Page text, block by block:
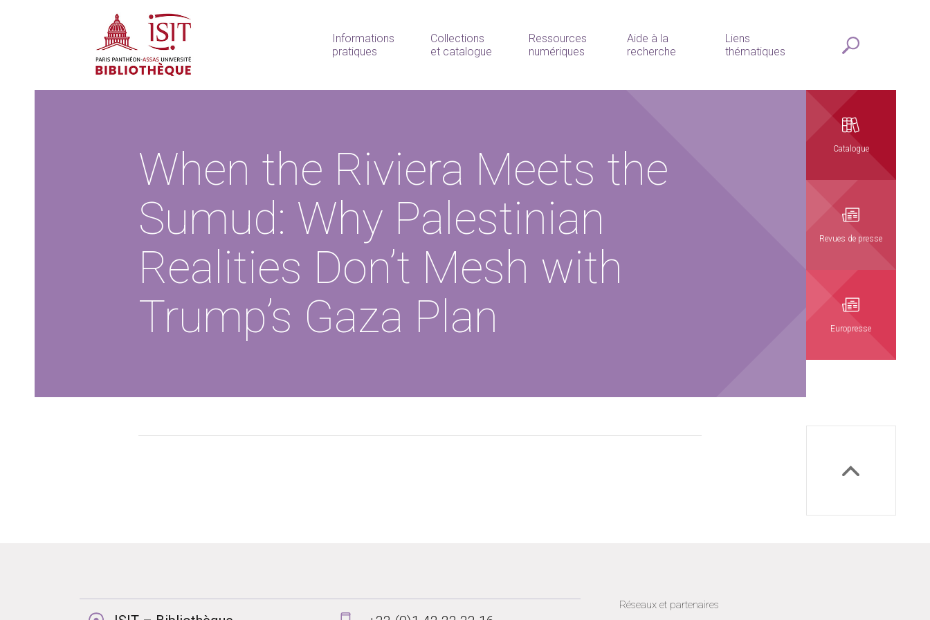
Informations
pratiques
Collections
et catalogue
Ressources
numériques
Aide à la
recherche
Liens
thématiques
When the Riviera Meets the
Sumud: Why Palestinian
Realities Don’t Mesh with
Trump’s Gaza Plan
Catalogue
Revues de presse
Europresse
Réseaux et partenaires